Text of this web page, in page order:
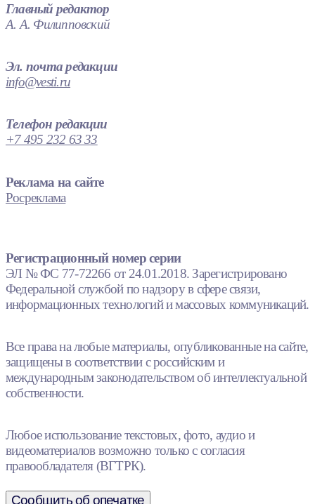
Главный редактор
А. А. Филипповский
Эл. почта редакции
info@vesti.ru
Телефон редакции
+7 495 232 63 33
Реклама на сайте
Росреклама
Регистрационный номер серии
ЭЛ № ФС 77-72266 от 24.01.2018. Зарегистрировано
Федеральной службой по надзору в сфере связи,
информационных технологий и массовых коммуникаций.
Все права на любые материалы, опубликованные на сайте,
защищены в соответствии с российским и
международным законодательством об интеллектуальной
собственности.
Любое использование текстовых, фото, аудио и
видеоматериалов возможно только с согласия
правообладателя (ВГТРК).
Сообщить об опечатке